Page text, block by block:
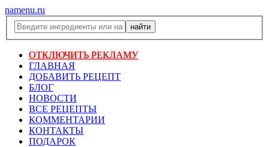
namenu.ru
ОТКЛЮЧИТЬ РЕКЛАМУ
ГЛАВНАЯ
ДОБАВИТЬ РЕЦЕПТ
БЛОГ
НОВОСТИ
ВСЕ РЕЦЕПТЫ
КОММЕНТАРИИ
КОНТАКТЫ
ПОДАРОК